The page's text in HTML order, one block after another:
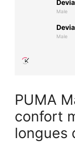
PUMA
confort
longues